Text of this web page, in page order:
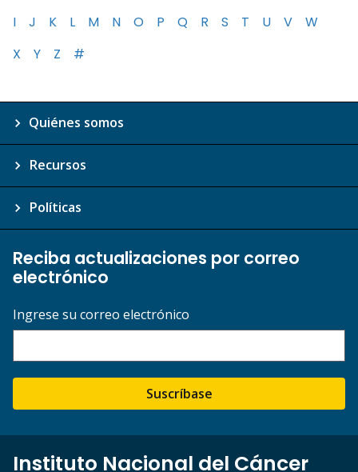
I
J K L M N O P Q R S T U V
W
X
Y Z #
Quiénes somos
Recursos
Políticas
Reciba actualizaciones por correo
electrónico
Ingrese su correo electrónico
Suscríbase
Instituto Nacional del Cáncer